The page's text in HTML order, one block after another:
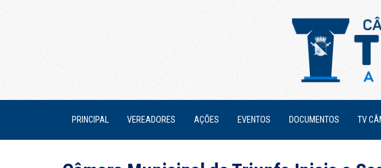
PRINCIPAL VEREADORES AÇÕES EVENTOS DOCUMENTOS TV